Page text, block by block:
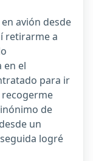
avión desde
retirarme a
en el
para ir
recogerme
de
un
logré